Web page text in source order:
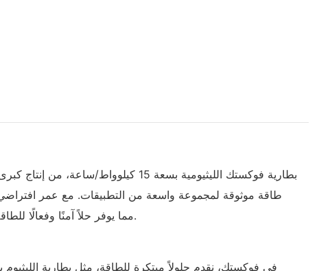
في ذلك RS232 وRS485 وCAN، وهو معتمد من قبل UN38.3 وMSDS وUL1973 وIEC62619، مما يوفر حلاً آمنًا وفعالًا للطاقة مدعومًا بضمان لمدة 5 سنوات.